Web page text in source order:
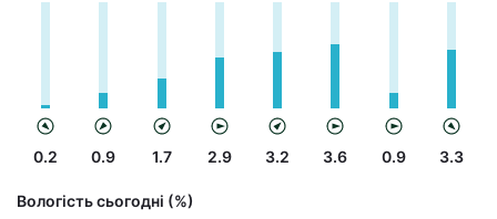
0.2 0.9 1.7 2.9 3.2 3.6 0.9 3.3
Вологість сьогодні (%)